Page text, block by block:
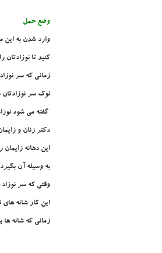
وضع حمل
وارد شدن به اين
کنيد تا نوزادتان
زماني که سر
نوک سر نوزادتان
گفته مي شود
دکتر زنان و
اين دهانه
به وسيله آن
وقتي که سر
اين کار شانه هاي
زماني که شانه ها